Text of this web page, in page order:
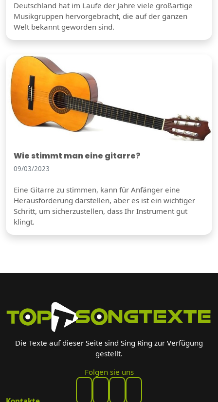
Deutschland hat im Laufe der Jahre viele großartige
Musikgruppen hervorgebracht, die auf der ganzen
Welt bekannt geworden sind.
Wie stimmt man eine gitarre?
09/03/2023
Eine Gitarre zu stimmen, kann für Anfänger eine
Herausforderung darstellen, aber es ist ein wichtiger
Schritt, um sicherzustellen, dass Ihr Instrument gut
klingt.
Die Texte auf dieser Seite sind Sing Ring zur Verfügung
gestellt.
Folgen sie uns